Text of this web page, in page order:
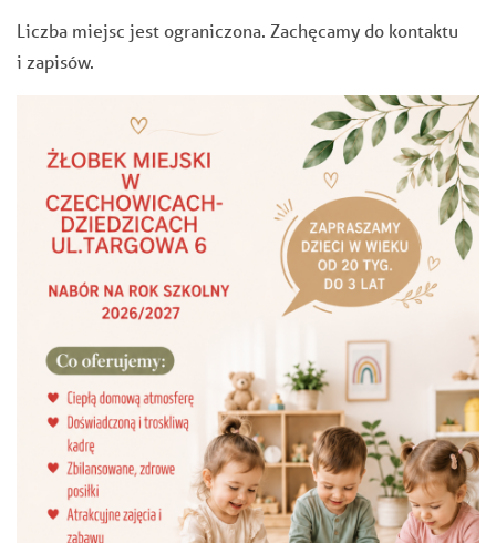
Liczba miejsc jest ograniczona. Zachęcamy do kontaktu
i zapisów.